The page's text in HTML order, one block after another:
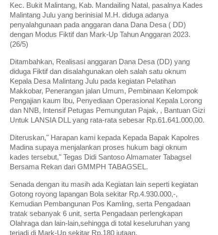
Kec. Bukit Malintang, Kab. Mandailing Natal, pasalnya Kades
Malintang Julu yang berinisial M.H. diduga adanya
penyalahgunaan pada anggaran dana Dana Desa ( DD)
dengan Modus Fiktif dan Mark-Up Tahun Anggaran 2023.
(26/5)
Ditambahkan, Realisasi anggaran Dana Desa (DD) yang
diduga Fiktif dan disalahgunakan oleh salah satu oknum
Kepala Desa Malintang Julu pada kegiatan Pelatihan
Makkobar, Penerangan jalan Umum, Pembinaan Kelompok
Pengajian kaum Ibu, Penyediaan Operasional Kepala Lorong
dan NNB, Intensif Petugas Pemungutan Pajak, , Bantuan Gizi
Untuk LANSIA DLL yang rata-rata sebesar Rp.61.641.000,00.
Diteruskan," Harapan kami kepada Kepada Bapak Kapolres
Madina supaya menjalankan proses hukum bagi oknum
kades tersebut," Tegas Didi Santoso Almamater Tabagsel
Bersama Rekan dari GMMPH TABAGSEL.
Senada dengan itu masih ada Kegiatan lain seperti kegiatan
Gotong royong lapangan Bola sekitar Rp.4.930.000,-,
Kemudian Pembangunan Pos Kamling, serta Pengadaan
tratak sebanyak 6 unit, serta Pengadaan perlengkapan
Olahraga dan lain-lain,sehingga di total keseluruhan yang
terjadi di Mark-Up sekitar Rp.180 jutaan.